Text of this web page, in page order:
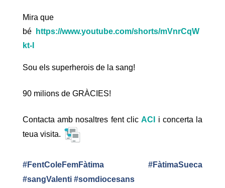
Mira que
bé
https://www.youtube.com/shorts/mVnrCqW
kt-I
Sou els superherois de la sang!
90 milions de GRÀCIES!
Contacta amb nosaltres fent clicACI
i concerta la
teua visita.
#FentColeFemFàtima #FàtimaSueca
#sangValenti #somdiocesans